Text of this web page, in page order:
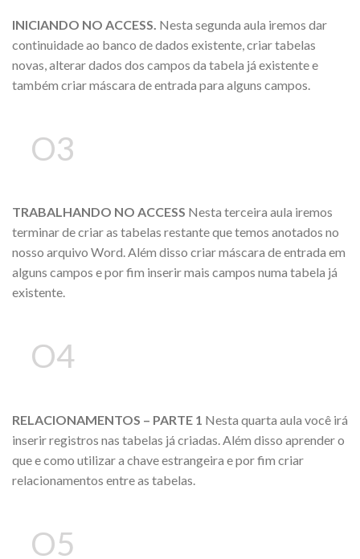
INICIANDO NO ACCESS. Nesta segunda aula iremos dar
continuidade ao banco de dados existente, criar tabelas
novas, alterar dados dos campos da tabela já existente e
também criar máscara de entrada para alguns campos.
O3
TRABALHANDO NO ACCESS Nesta terceira aula iremos
terminar de criar as tabelas restante que temos anotados no
nosso arquivo Word. Além disso criar máscara de entrada em
alguns campos e por fim inserir mais campos numa tabela já
existente.
O4
RELACIONAMENTOS – PARTE 1 Nesta quarta aula você irá
inserir registros nas tabelas já criadas. Além disso aprender o
que e como utilizar a chave estrangeira e por fim criar
relacionamentos entre as tabelas.
O5